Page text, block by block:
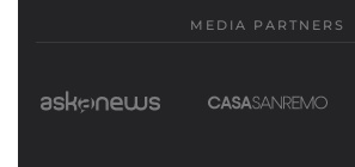
MEDIA PARTNERS